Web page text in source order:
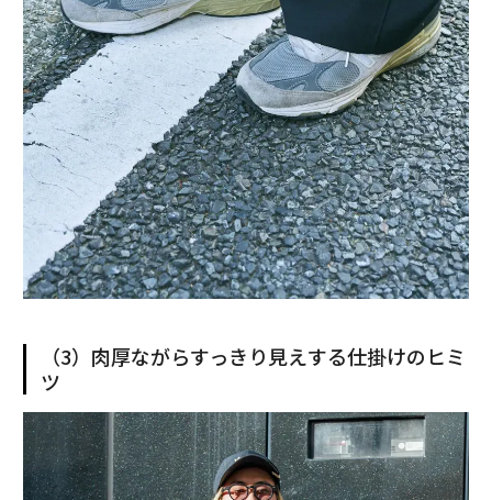
（3）肉厚ながらすっきり見えする仕掛けのヒミ
ツ